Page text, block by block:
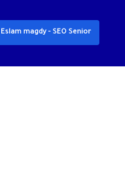
Eslam magdy - SEO Senior